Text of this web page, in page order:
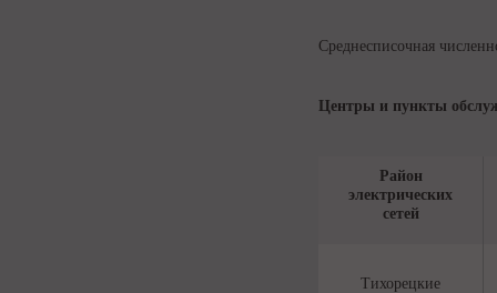
Среднесписочная
Центры и пункты
Район
электрических
сетей
Тихорецкие